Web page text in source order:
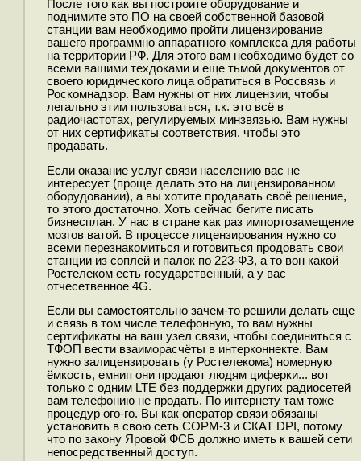
После того как вы построите оборудование и
поднимите это ПО на своей собственной базовой
станции вам необходимо пройти лицензирование
вашего программно аппаратного комплекса для работы
на территории РФ. Для этого вам необходимо будет со
всеми вашими техдоками и еще тьмой документов от
своего юридического лица обратиться в Россвязь и
Роскомнадзор. Вам нужны от них лицензии, чтобы
легально этим пользоваться, т.к. это всё в
радиочастотах, регулируемых минзвязью. Вам нужны
от них сертификаты соответствия, чтобы это
продавать.
Если оказание услуг связи населению вас не
интересует (проще делать это на лицензированном
оборудовании), а вы хотите продавать своё решение,
то этого достаточно. Хоть сейчас бегите писать
бизнесплан. У нас в стране как раз импортозамещение
мозгов ватой. В процессе лицензирования нужно со
всеми перезнакомиться и готовиться продовать свои
станции из соплей и палок по 223-ФЗ, а то вон какой
Ростелеком есть государственный, а у вас
отчесетвенное 4G.
Если вы самостоятельно зачем-то решили делать еще
и связь в том числе телефонную, то вам нужны
сертификаты на ваш узел связи, чтобы соединиться с
ТФОП вести взаиморасчёты в интерконнекте. Вам
нужно залицензировать (у Ростелекома) номерную
ёмкость, емнип они продают людям циферки... вот
только с одним LTE без поддержки других радиосетей
вам телефонию не продать. По интернету там тоже
процедур ого-го. Вы как оператор связи обязаны
установить в свою сеть СОРМ-3 и СКАТ DPI, потому
что по закону Яровой ФСБ должно иметь к вашей сети
непосредственный доступ.